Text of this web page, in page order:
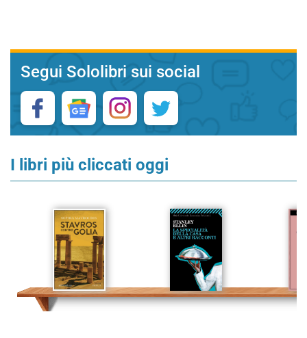
Segui Sololibri sui social
I libri più cliccati oggi